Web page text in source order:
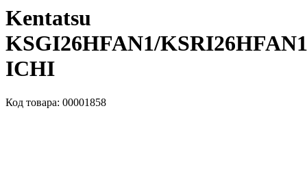
Kentatsu
KSGI26HFAN1/KSRI26HFAN1
ICHI
Код товара: 00001858